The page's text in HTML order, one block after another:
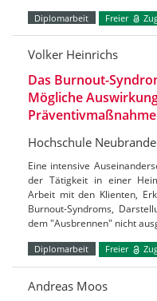
Diplomarbeit Freier
Volker Heinrichs
Das Burnout-
Mögliche
Hochschule
Eine intensive
der Tätigkeit in einer
Arbeit mit den Klienten,
Burnout-Syndroms,
dem "Ausbrennen" nicht
Diplomarbeit Freier
Andreas Moos